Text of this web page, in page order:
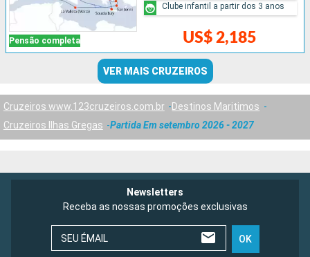
Pensão completa US$ 2,185
Clube infantil a partir dos 3 anos
VER MAIS CRUZEIROS
Cruzeiros www.123cruzeiros.com.br
Destinos Maritimos
Cruzeiros Ilhas Gregas
Partida Em setembro 2026 - 2027
Newsletters
Receba as nossas promoções exclusivas
SEU ÉMAIL OK